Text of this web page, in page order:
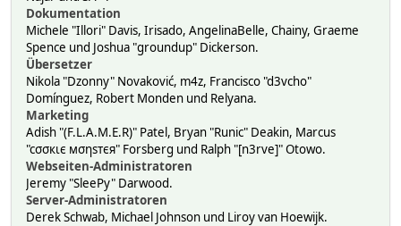
Dokumentation
Michele "Illori" Davis, Irisado, AngelinaBelle, Chainy, Graeme
Spence und Joshua "groundup" Dickerson.
Übersetzer
Nikola "Dzonny" Novaković, m4z, Francisco "d3vcho"
Domínguez, Robert Monden und Relyana.
Marketing
Adish "(F.L.A.M.E.R)" Patel, Bryan "Runic" Deakin, Marcus
"cσσкιє мσηѕтєя" Forsberg und Ralph "[n3rve]" Otowo.
Webseiten-Administratoren
Jeremy "SleePy" Darwood.
Server-Administratoren
Derek Schwab, Michael Johnson und Liroy van Hoewijk.